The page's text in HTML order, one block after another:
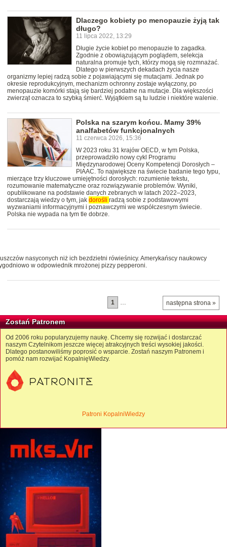
Dlaczego kobiety po menopauzie żyją tak
długo?
11 lipca 2022, 13:29
Długie życie kobiet po menopauzie to zagadka.
Zgodnie z obowiązującym poglądem, selekcja
naturalna promuje tych, którzy mogą się rozmnażać.
Dlatego w pierwszych dekadach życia nasze
organizmy lepiej radzą sobie z pojawiającymi się mutacjami. Jednak po
okresie reprodukcyjnym, mechanizm ochronny zostaje wyłączony, po
menopauzie komórki stają się bardziej podatne na mutacje. Dla większości
zwierząt oznacza to szybką śmierć. Wyjątkiem są tu ludzie i niektóre walenie.
Polska na szarym końcu. Mamy 39%
analfabetów funkcjonalnych
11 czerwca 2026, 15:36
W 2023 roku 31 krajów OECD, w tym Polska,
przeprowadziło nowy cykl Programu
Międzynarodowej Oceny Kompetencji Dorosłych –
PIAAC. To największe na świecie badanie tego typu,
mierzące trzy kluczowe umiejętności dorosłych: rozumienie tekstu,
rozumowanie matematyczne oraz rozwiązywanie problemów. Wyniki,
opublikowane na podstawie danych zebranych w latach 2022–2023,
dostarczają wiedzy o tym, jak dorośli radzą sobie z podstawowymi
wyzwaniami informacyjnymi i poznawczymi we współczesnym świecie.
Polska nie wypada na tym tle dobrze.
nasyconych niż ich bezdzietni rówieśnicy. Amerykańscy naukowcy
w odpowiednik mrożonej pizzy pepperoni.
następna strona »
1
Zostań Patronem
Od 2006 roku popularyzujemy naukę. Chcemy się rozwijać i dostarczać
naszym Czytelnikom jeszcze więcej atrakcyjnych treści wysokiej jakości.
Dlatego postanowiliśmy poprosić o wsparcie. Zostań naszym Patronem i
pomóż nam rozwijać KopalnięWiedzy.
Patroni KopalniWiedzy